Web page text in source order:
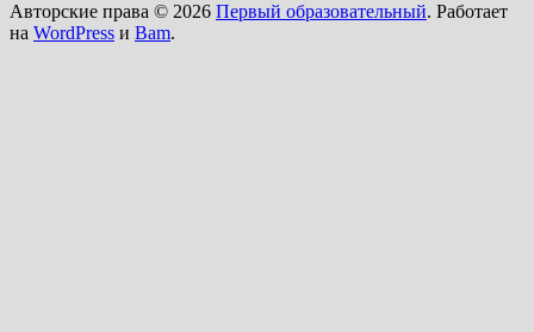
Авторские права © 2026 Первый образовательный. Работает
на WordPress и Bam.